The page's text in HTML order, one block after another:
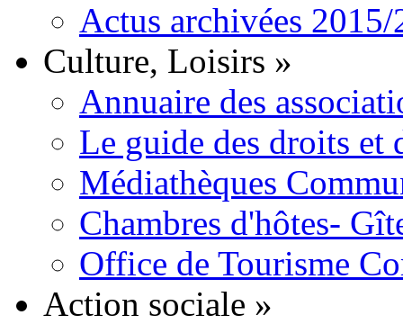
Actus archivées 2015/
Culture, Loisirs »
Annuaire des
Le guide des droits et
Médiathèques
Chambres d'hôtes-
Office de Tourisme
Action sociale »